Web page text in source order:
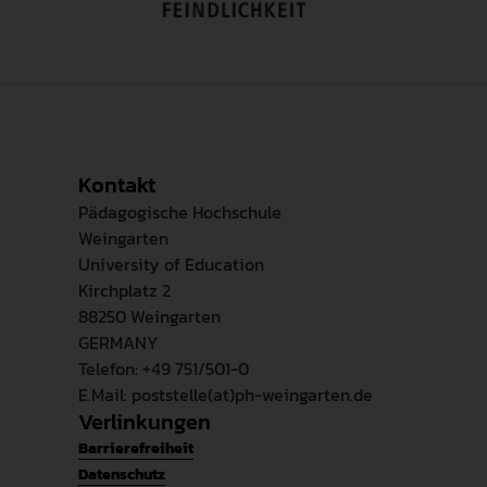
Schulbuchverlag C.C.Buchner (2023)
Digitales Schulbuch und
Unterrichtsplattform „Basiskurs
Medienbildung“ erschienen im
Schulbuchverlag C.C.Buchner (2022)
Mathematik Lehrbuch „Basisfach
Mathematik 11/12“ erschienen im
Schulbuchverlag C.C.Buchner (2020)
Kontakt
Pädagogische Hochschule
Weingarten
University of Education
Kirchplatz 2
88250 Weingarten
GERMANY
Telefon: +49 751/501-0
E.Mail: poststelle(at)ph-weingarten.de
Verlinkungen
Barrierefreiheit
Datenschutz